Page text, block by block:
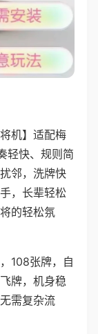
机】适配梅
轻快、规则简
邻，洗牌快
，长辈轻松
的轻松氛
108张牌，自
牌，机身稳
需复杂流